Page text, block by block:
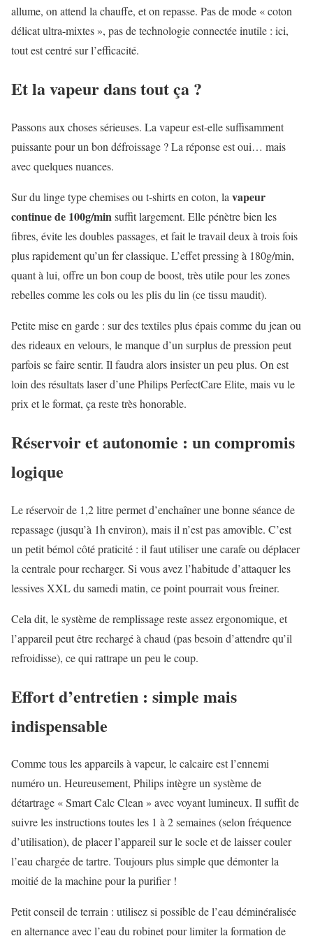
allume, on attend la chauffe, et on repasse. Pas de mode « coton
délicat ultra-mixtes », pas de technologie connectée inutile : ici,
tout est centré sur l’efficacité.
Et la vapeur dans tout ça ?
Passons aux choses sérieuses. La vapeur est-elle suffisamment
puissante pour un bon défroissage ? La réponse est oui… mais
avec quelques nuances.
Sur du linge type chemises ou t-shirts en coton, la vapeur
continue de 100g/minsuffit largement. Elle pénètre bien les
fibres, évite les doubles passages, et fait le travail deux à trois fois
plus rapidement qu’un fer classique. L’effet pressing à 180g/min,
quant à lui, offre un bon coup de boost, très utile pour les zones
rebelles comme les cols ou les plis du lin (ce tissu maudit).
Petite mise en garde : sur des textiles plus épais comme du jean ou
des rideaux en velours, le manque d’un surplus de pression peut
parfois se faire sentir. Il faudra alors insister un peu plus. On est
loin des résultats laser d’une Philips PerfectCare Elite, mais vu le
prix et le format, ça reste très honorable.
Réservoir et autonomie : un compromis
logique
Le réservoir de 1,2 litre permet d’enchaîner une bonne séance de
repassage (jusqu’à 1h environ), mais il n’est pas amovible. C’est
un petit bémol côté praticité : il faut utiliser une carafe ou déplacer
la centrale pour recharger. Si vous avez l’habitude d’attaquer les
lessives XXL du samedi matin, ce point pourrait vous freiner.
Cela dit, le système de remplissage reste assez ergonomique, et
l’appareil peut être rechargé à chaud (pas besoin d’attendre qu’il
refroidisse), ce qui rattrape un peu le coup.
Effort d’entretien : simple mais
indispensable
Comme tous les appareils à vapeur, le calcaire est l’ennemi
numéro un. Heureusement, Philips intègre un système de
détartrage « Smart Calc Clean » avec voyant lumineux. Il suffit de
suivre les instructions toutes les 1 à 2 semaines (selon fréquence
d’utilisation), de placer l’appareil sur le socle et de laisser couler
l’eau chargée de tartre. Toujours plus simple que démonter la
moitié de la machine pour la purifier !
Petit conseil de terrain : utilisez si possible de l’eau déminéralisée
en alternance avec l’eau du robinet pour limiter la formation de